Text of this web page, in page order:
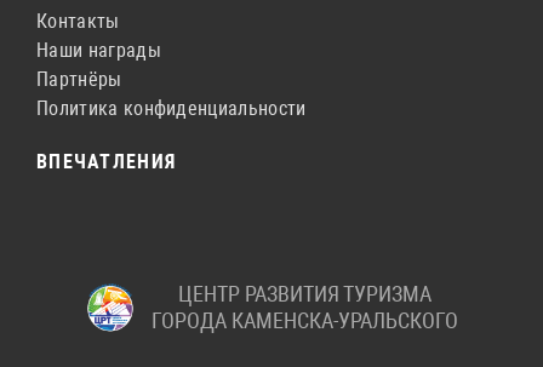
Контакты
Наши награды
Партнёры
Политика конфиденциальности
ВПЕЧАТЛЕНИЯ
ЦЕНТР РАЗВИТИЯ ТУРИЗМА
ГОРОДА КАМЕНСКА-УРАЛЬСКОГО